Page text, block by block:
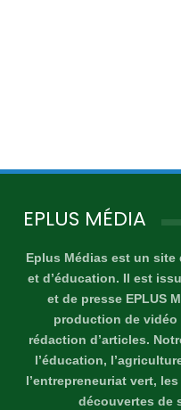
EPLUS MÉDIA
Eplus Médias est un site
et d’éducation. Il est
et de presse EPLUS
production de vidéo
rédaction d’articles.
l’éducation,
l’entrepreneuriat vert,
découvertes de